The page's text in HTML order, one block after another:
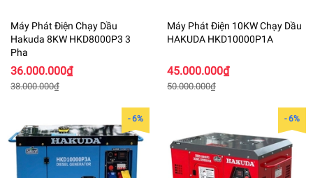
Máy Phát Điện Chạy Dầu
Hakuda 8KW HKD8000P3 3
Pha
36.000.000₫
38.000.000₫
Máy Phát Điện 10KW Chạy Dầu
HAKUDA HKD10000P1A
45.000.000₫
50.000.000₫
- 6% - 6%